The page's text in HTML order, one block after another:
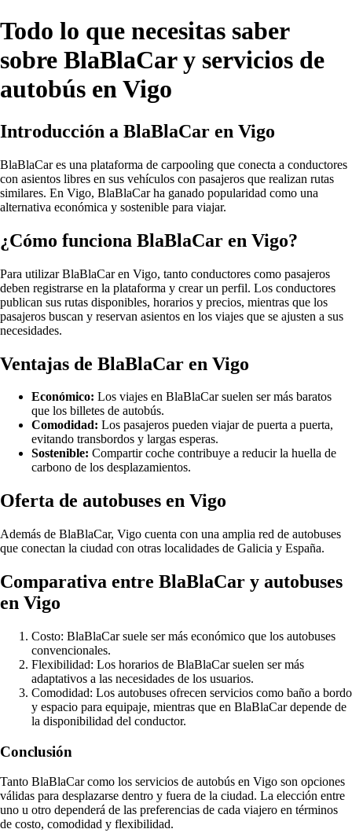
Todo lo que necesitas saber
sobre BlaBlaCar y servicios de
autobús en Vigo
Introducción a BlaBlaCar en Vigo
BlaBlaCar es una plataforma de carpooling que conecta a conductores
con asientos libres en sus vehículos con pasajeros que realizan rutas
similares. En Vigo, BlaBlaCar ha ganado popularidad como una
alternativa económica y sostenible para viajar.
¿Cómo funciona BlaBlaCar en Vigo?
Para utilizar BlaBlaCar en Vigo, tanto conductores como pasajeros
deben registrarse en la plataforma y crear un perfil. Los conductores
publican sus rutas disponibles, horarios y precios, mientras que los
pasajeros buscan y reservan asientos en los viajes que se ajusten a sus
necesidades.
Ventajas de BlaBlaCar en Vigo
Económico: Los viajes en BlaBlaCar suelen ser más baratos
que los billetes de autobús.
Comodidad: Los pasajeros pueden viajar de puerta a puerta,
evitando transbordos y largas esperas.
Sostenible: Compartir coche contribuye a reducir la huella de
carbono de los desplazamientos.
Oferta de autobuses en Vigo
Además de BlaBlaCar, Vigo cuenta con una amplia red de autobuses
que conectan la ciudad con otras localidades de Galicia y España.
Comparativa entre BlaBlaCar y autobuses
en Vigo
Costo: BlaBlaCar suele ser más económico que los autobuses
convencionales.
Flexibilidad: Los horarios de BlaBlaCar suelen ser más
adaptativos a las necesidades de los usuarios.
Comodidad: Los autobuses ofrecen servicios como baño a bordo
y espacio para equipaje, mientras que en BlaBlaCar depende de
la disponibilidad del conductor.
Conclusión
Tanto BlaBlaCar como los servicios de autobús en Vigo son opciones
válidas para desplazarse dentro y fuera de la ciudad. La elección entre
uno u otro dependerá de las preferencias de cada viajero en términos
de costo, comodidad y flexibilidad.